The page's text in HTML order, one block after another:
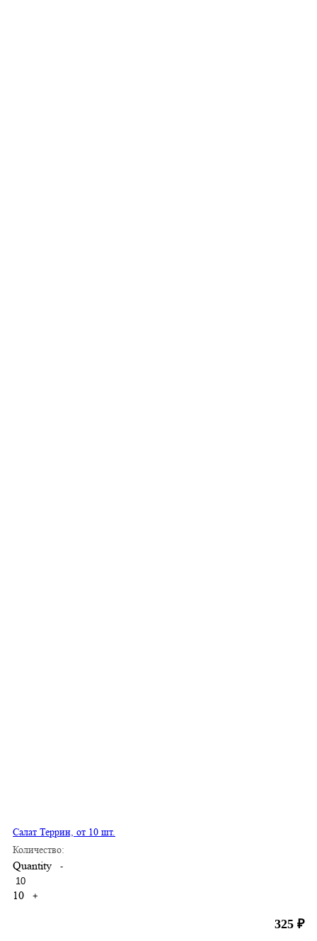
Салат Террин, от 10 шт.
Количество:
Quantity -
10 +
325 ₽